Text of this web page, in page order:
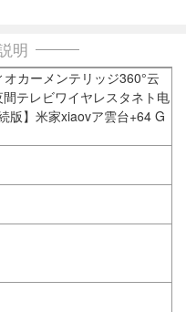
明
カーメンテリッジ360°云
テレビワイヤレスタネト电
版】米家xiaovア雲台+64 G